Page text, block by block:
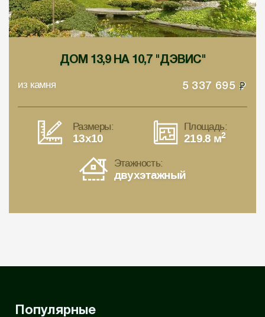
ДОМ 13,9 НА 10,7 "ДЭВИС"
из камня 5 337 695
Размеры:
13x10
Площадь:
219.8 м2
Этажность:
двухэтажный
Популярные